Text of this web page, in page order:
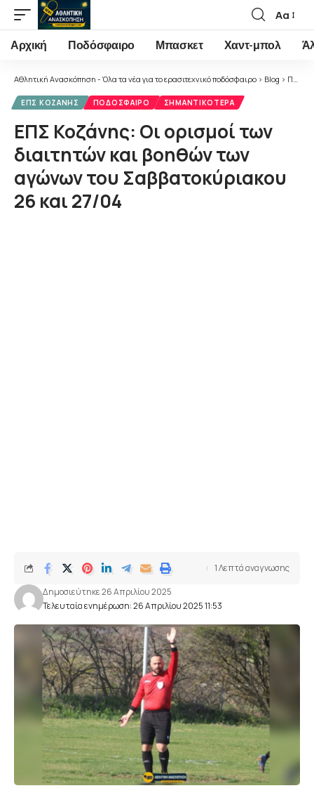
Font
Resizer
Αα
Αρχική Ποδόσφαιρο Μπασκετ Χαντ-μπολ
Αθλητική Ανασκόπηση - Όλα τα νέα για το ερασιτεχνικό ποδόσφαιρο > Blog > Ποδόσφαιρο
ΕΠΣ ΚΟΖΆΝΗΣ ΠΟΔΌΣΦΑΙΡΟ ΣΗΜΑΝΤΙΚΌΤΕΡΑ
ΕΠΣ Κοζάνης: Οι ορισμοί των
διαιτητών και βοηθών των
αγώνων του Σαββατοκύριακου
26 και 27/04
Τελευταία ενημέρωση: 26 Απριλίου 2025 11:53
Δημοσιεύτηκε 26 Απριλίου 2025
1 Λεπτά αναγνωσης